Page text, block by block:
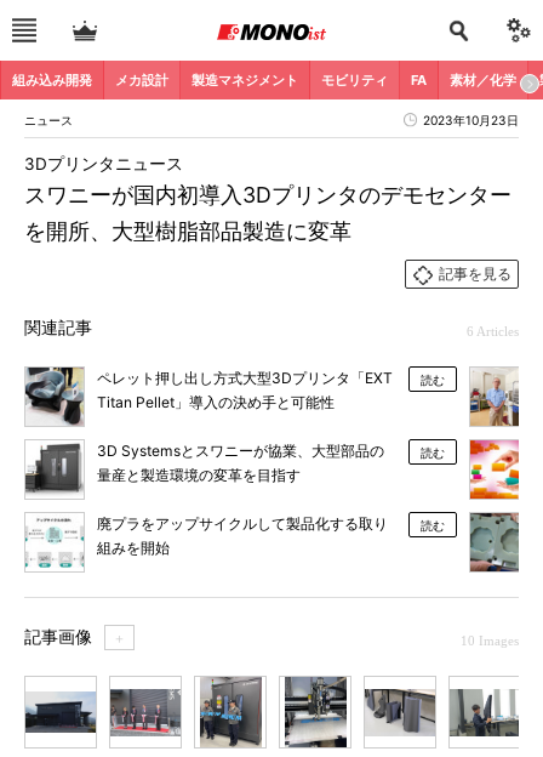
組み込み開発 メカ設計 製造マネジメント モビリティ FA 素材／化学
ニュース 2023年10月23日
スワニーが国内初導入3Dプリンタのデモセンター
を開所、大型樹脂部品製造に変革
3Dプリンタニュース
記事を見る
関連記事 6 Articles
ペレット押し出し方式大型3Dプリンタ「EXT
Titan Pellet」導入の決め手と可能性
読む
3D Systemsとスワニーが協業、大型部品の
量産と製造環境の変革を目指す
読む
廃プラをアップサイクルして製品化する取り
組みを開始
読む
記事画像 ＋ 10 Images